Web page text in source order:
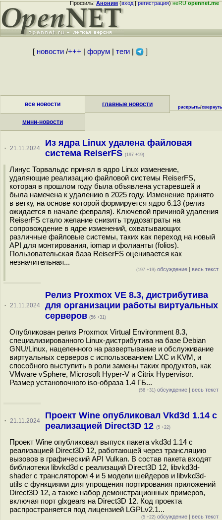
Профиль:Аноним(вход|регистрация)неRUopennet.me
[ новости/+++ форум| теги| ]
все новости главные новости
мини-новости
раскрыть/свернуть
· 21.11.2024
Из ядра Linux удалена файловая
система ReiserFS (197 +19)
Линус Торвальдс принял в ядро Linux изменение,
удаляющие реализацию файловой системы ReiserFS,
которая в прошлом году была объявлена устаревшей и
была намечена к удалению в 2025 году. Изменение принято
в ветку, на основе которой формируется ядро 6.13 (релиз
ожидается в начале февраля). Ключевой причиной удаления
ReiserFS стало желание снизить трудозатраты на
сопровождение в ядре изменений, охватывающих
различные файловые системы, таких как переход на новый
API для монтирования, iomap и фолианты (folios).
Пользовательская база ReiserFS оценивается как
незначительная...
(197 +19) обсуждение | весь текст
· 21.11.2024
Релиз Proxmox VE 8.3, дистрибутива
для организации работы виртуальных
серверов (56 +31)
Опубликован релиз Proxmox Virtual Environment 8.3,
специализированного Linux-дистрибутива на базе Debian
GNU/Linux, нацеленного на развертывание и обслуживание
виртуальных серверов с использованием LXC и KVM, и
способного выступить в роли замены таких продуктов, как
VMware vSphere, Microsoft Hyper-V и Citrix Hypervisor.
Размер установочного iso-образа 1.4 ГБ...
(56 +31) обсуждение | весь текст
· 21.11.2024
Проект Wine опубликовал Vkd3d 1.14 с
реализацией Direct3D 12 (5 +22)
Проект Wine опубликовал выпуск пакета vkd3d 1.14 с
реализацией Direct3D 12, работающей через трансляцию
вызовов в графический API Vulkan. В состав пакета входят
библиотеки libvkd3d с реализаций Direct3D 12, libvkd3d-
shader c транслятором 4 и 5 модели шейдеров и libvkd3d-
utils с функциями для упрощения портирования приложений
Direct3D 12, а также набор демонстрационных примеров,
включая порт glxgears на Direct3D 12. Код проекта
распространяется под лицензией LGPLv2.1...
(5 +22) обсуждение | весь текст